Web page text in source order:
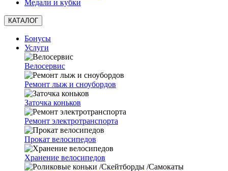
Медали и кубки
КАТАЛОГ
Бонусы
Услуги
Велосервис
Ремонт лыж и сноубордов
Заточка коньков
Ремонт электротранспорта
Прокат велосипедов
Хранение велосипедов